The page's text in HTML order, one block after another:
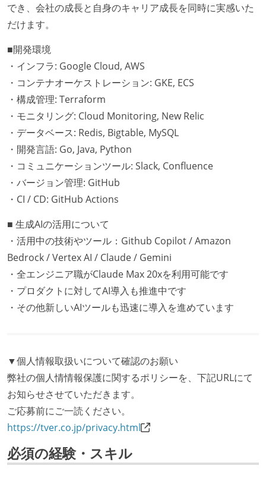
でき、会社の成長と自身のキャリア成長を同時に実感いた
だけます。
■開発環境
・インフラ: Google Cloud, AWS
・コンテナオーケストレーション: GKE, ECS
・構成管理: Terraform
・モニタリング: Cloud Monitoring, New Relic
・データベース: Redis, Bigtable, MySQL
・開発言語: Go, Java, Python
・コミュニケーションツール: Slack, Confluence
・バージョン管理: GitHub
・CI / CD: GitHub Actions
■ 生成AIの活用について
・活用中の技術やツール：Github Copilot / Amazon
Bedrock / Vertex AI / Claude / Gemini
・全エンジニア職がClaude Max 20xを利用可能です
・プロダクトに対してAI導入も推進中です
・その他新しいAIツールも迅速に導入を進めています
▼個人情報取扱いについて確認のお願い
弊社の個人情情報保護に関するポリシーを、下記URLにて
お知らせさせていただきます。
ご応募前にご一読ください。
https://tver.co.jp/privacy.html
必須の経験・スキル